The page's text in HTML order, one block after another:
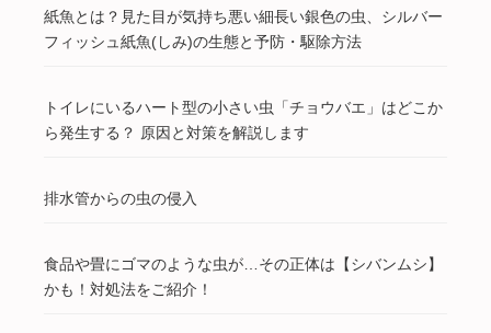
紙魚とは？見た目が気持ち悪い細長い銀色の虫、シルバー
フィッシュ紙魚(しみ)の生態と予防・駆除方法
トイレにいるハート型の小さい虫「チョウバエ」はどこか
ら発生する？ 原因と対策を解説します
排水管からの虫の侵入
食品や畳にゴマのような虫が…その正体は【シバンムシ】
かも！対処法をご紹介！